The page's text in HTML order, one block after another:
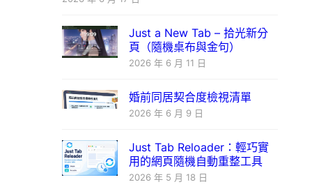
Just a New Tab – 拾光新分
頁（隨機桌布與金句）
2026 年 6 月 11 日
婚前同居契合度檢視清單
2026 年 6 月 9 日
Just Tab Reloader：輕巧實
用的網頁隨機自動重整工具
2026 年 5 月 18 日